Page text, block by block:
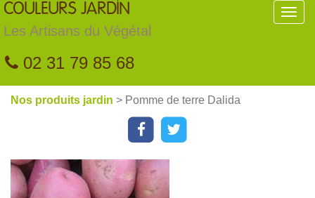
COULEURS JARDIN
Les Artisans du Végétal
02 31 79 85 68
Nos produits jardin > Pomme de terre Dalida